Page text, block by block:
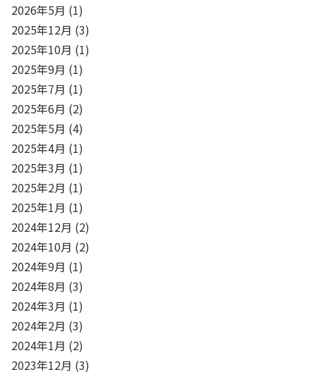
2026年5月 (1)
2025年12月 (3)
2025年10月 (1)
2025年9月 (1)
2025年7月 (1)
2025年6月 (2)
2025年5月 (4)
2025年4月 (1)
2025年3月 (1)
2025年2月 (1)
2025年1月 (1)
2024年12月 (2)
2024年10月 (2)
2024年9月 (1)
2024年8月 (3)
2024年3月 (1)
2024年2月 (3)
2024年1月 (2)
2023年12月 (3)